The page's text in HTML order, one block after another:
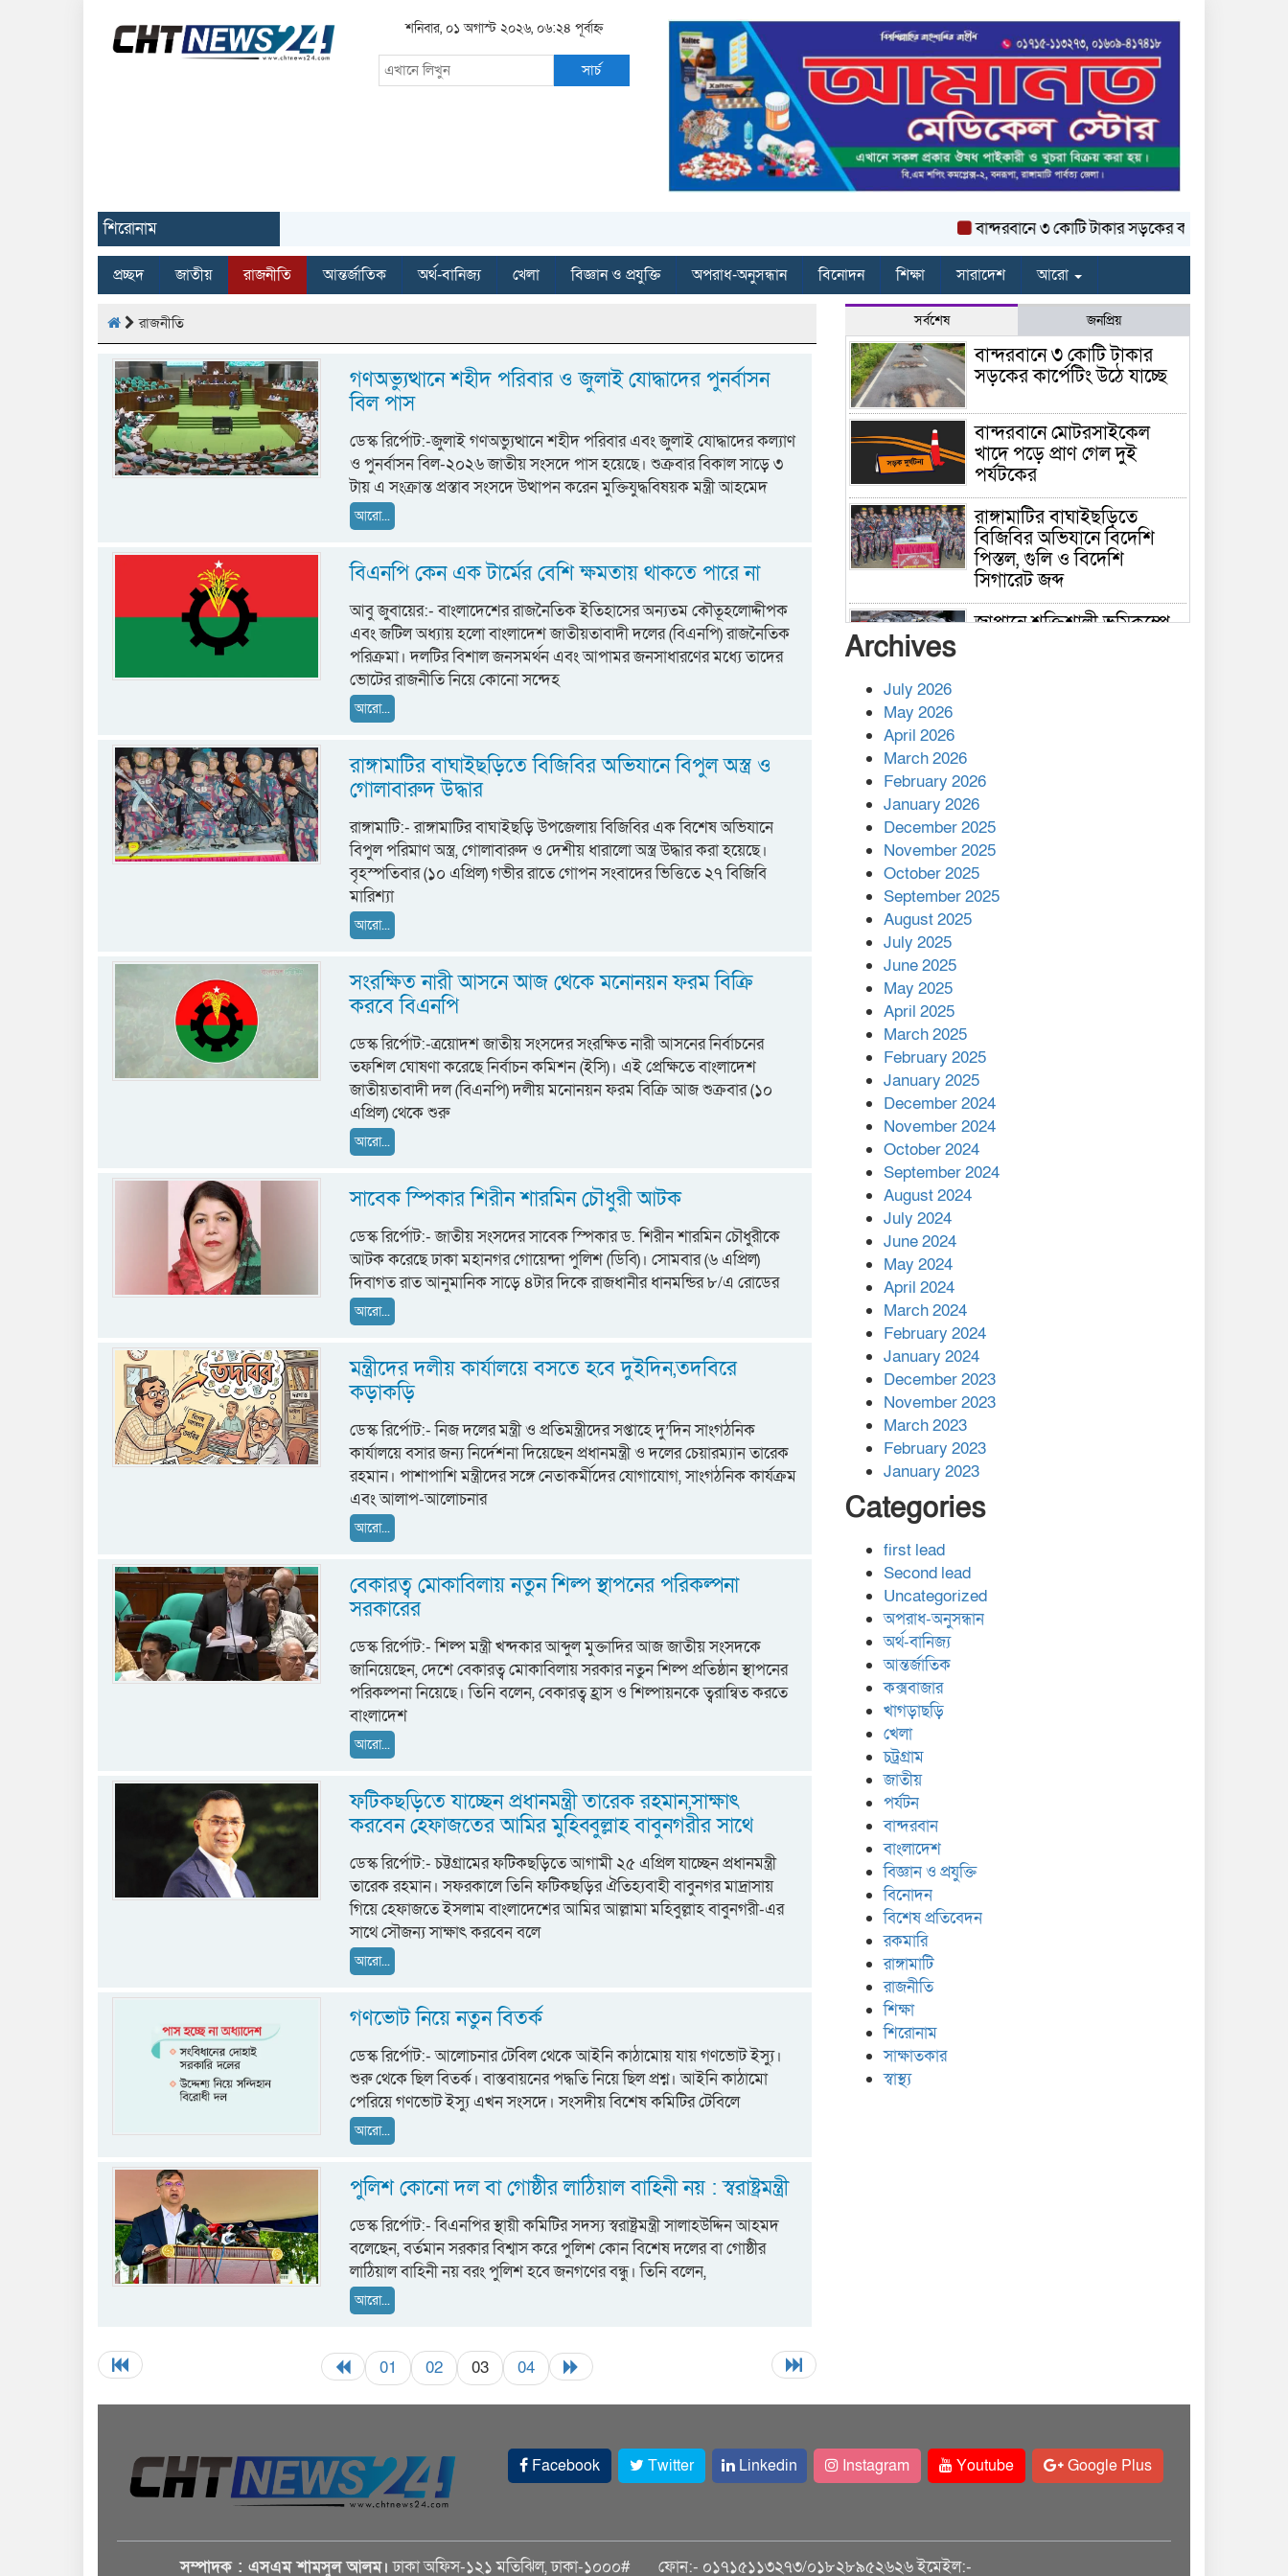
শনিবার, ০১ অগাস্ট ২০২৬, ০৬:২৪ পূর্বাহ্ন
সার্চ
শিরোনাম বান্দরবানে ৩ কোটি টাকার সড়কের কার্পেটিং উঠে যাচ্ছে
প্রচ্ছদ জাতীয় রাজনীতি আন্তর্জাতিক অর্থ-বানিজ্য খেলা বিজ্ঞান ও প্রযুক্তি অপরাধ-অনুসন্ধান বিনোদন শিক্ষা সারাদেশ আরো
রাজনীতি
গণঅভ্যুত্থানে শহীদ পরিবার ও জুলাই যোদ্ধাদের পুনর্বাসন
বিল পাস
ডেস্ক রির্পোট:-জুলাই গণঅভ্যুত্থানে শহীদ পরিবার এবং জুলাই যোদ্ধাদের কল্যাণ
ও পুনর্বাসন বিল-২০২৬ জাতীয় সংসদে পাস হয়েছে। শুক্রবার বিকাল সাড়ে ৩
টায় এ সংক্রান্ত প্রস্তাব সংসদে উত্থাপন করেন মুক্তিযুদ্ধবিষয়ক মন্ত্রী আহমেদ
আরো...
বিএনপি কেন এক টার্মের বেশি ক্ষমতায় থাকতে পারে না
আবু জুবায়ের:- বাংলাদেশের রাজনৈতিক ইতিহাসের অন্যতম কৌতূহলোদ্দীপক
এবং জটিল অধ্যায় হলো বাংলাদেশ জাতীয়তাবাদী দলের (বিএনপি) রাজনৈতিক
পরিক্রমা। দলটির বিশাল জনসমর্থন এবং আপামর জনসাধারণের মধ্যে তাদের
ভোটের রাজনীতি নিয়ে কোনো সন্দেহ
আরো...
রাঙ্গামাটির বাঘাইছড়িতে বিজিবির অভিযানে বিপুল অস্ত্র ও
গোলাবারুদ উদ্ধার
রাঙ্গামাটি:- রাঙ্গামাটির বাঘাইছড়ি উপজেলায় বিজিবির এক বিশেষ অভিযানে
বিপুল পরিমাণ অস্ত্র, গোলাবারুদ ও দেশীয় ধারালো অস্ত্র উদ্ধার করা হয়েছে।
বৃহস্পতিবার (১০ এপ্রিল) গভীর রাতে গোপন সংবাদের ভিত্তিতে ২৭ বিজিবি
মারিশ্যা
আরো...
সংরক্ষিত নারী আসনে আজ থেকে মনোনয়ন ফরম বিক্রি
করবে বিএনপি
ডেস্ক রির্পোট:-ত্রয়োদশ জাতীয় সংসদের সংরক্ষিত নারী আসনের নির্বাচনের
তফশিল ঘোষণা করেছে নির্বাচন কমিশন (ইসি)। এই প্রেক্ষিতে বাংলাদেশ
জাতীয়তাবাদী দল (বিএনপি) দলীয় মনোনয়ন ফরম বিক্রি আজ শুক্রবার (১০
এপ্রিল) থেকে শুরু
আরো...
সাবেক স্পিকার শিরীন শারমিন চৌধুরী আটক
ডেস্ক রির্পোট:- জাতীয় সংসদের সাবেক স্পিকার ড. শিরীন শারমিন চৌধুরীকে
আটক করেছে ঢাকা মহানগর গোয়েন্দা পুলিশ (ডিবি)। সোমবার (৬ এপ্রিল)
দিবাগত রাত আনুমানিক সাড়ে ৪টার দিকে রাজধানীর ধানমন্ডির ৮/এ রোডের
আরো...
মন্ত্রীদের দলীয় কার্যালয়ে বসতে হবে দুইদিন,তদবিরে
কড়াকড়ি
ডেস্ক রির্পোট:- নিজ দলের মন্ত্রী ও প্রতিমন্ত্রীদের সপ্তাহে দু’দিন সাংগঠনিক
কার্যালয়ে বসার জন্য নির্দেশনা দিয়েছেন প্রধানমন্ত্রী ও দলের চেয়ারম্যান তারেক
রহমান। পাশাপাশি মন্ত্রীদের সঙ্গে নেতাকর্মীদের যোগাযোগ, সাংগঠনিক কার্যক্রম
এবং আলাপ-আলোচনার
আরো...
বেকারত্ব মোকাবিলায় নতুন শিল্প স্থাপনের পরিকল্পনা
সরকারের
ডেস্ক রির্পোট:- শিল্প মন্ত্রী খন্দকার আব্দুল মুক্তাদির আজ জাতীয় সংসদকে
জানিয়েছেন, দেশে বেকারত্ব মোকাবিলায় সরকার নতুন শিল্প প্রতিষ্ঠান স্থাপনের
পরিকল্পনা নিয়েছে। তিনি বলেন, বেকারত্ব হ্রাস ও শিল্পায়নকে ত্বরান্বিত করতে
বাংলাদেশ
আরো...
ফটিকছড়িতে যাচ্ছেন প্রধানমন্ত্রী তারেক রহমান,সাক্ষাৎ
করবেন হেফাজতের আমির মুহিব্বুল্লাহ বাবুনগরীর সাথে
ডেস্ক রির্পোট:- চট্টগ্রামের ফটিকছড়িতে আগামী ২৫ এপ্রিল যাচ্ছেন প্রধানমন্ত্রী
তারেক রহমান। সফরকালে তিনি ফটিকছড়ির ঐতিহ্যবাহী বাবুনগর মাদ্রাসায়
গিয়ে হেফাজতে ইসলাম বাংলাদেশের আমির আল্লামা মহিবুল্লাহ বাবুনগরী-এর
সাথে সৌজন্য সাক্ষাৎ করবেন বলে
আরো...
গণভোট নিয়ে নতুন বিতর্ক
ডেস্ক রির্পোট:- আলোচনার টেবিল থেকে আইনি কাঠামোয় যায় গণভোট ইস্যু।
শুরু থেকে ছিল বিতর্ক। বাস্তবায়নের পদ্ধতি নিয়ে ছিল প্রশ্ন। আইনি কাঠামো
পেরিয়ে গণভোট ইস্যু এখন সংসদে। সংসদীয় বিশেষ কমিটির টেবিলে
আরো...
পুলিশ কোনো দল বা গোষ্ঠীর লাঠিয়াল বাহিনী নয় : স্বরাষ্ট্রমন্ত্রী
ডেস্ক রির্পোট:- বিএনপির স্থায়ী কমিটির সদস্য স্বরাষ্ট্রমন্ত্রী সালাহউদ্দিন আহমদ
বলেছেন, বর্তমান সরকার বিশ্বাস করে পুলিশ কোন বিশেষ দলের বা গোষ্ঠীর
লাঠিয়াল বাহিনী নয় বরং পুলিশ হবে জনগণের বন্ধু। তিনি বলেন,
আরো...
01 02 03 04
সর্বশেষ জনপ্রিয়
বান্দরবানে ৩ কোটি টাকার
সড়কের কার্পেটিং উঠে যাচ্ছে
বান্দরবানে মোটরসাইকেল
খাদে পড়ে প্রাণ গেল দুই
পর্যটকের
রাঙ্গামাটির বাঘাইছড়িতে
বিজিবির অভিযানে বিদেশি
পিস্তল, গুলি ও বিদেশি
সিগারেট জব্দ
জাপানে শক্তিশালী ভূমিকম্পে
কাপ্তাই প্রেস ক্লাবের সভাপতি
মাহফুজ, সম্পাদক রিপন মারমা
নির্বাচিত
মালয়েশিয়ার প্রধানমন্ত্রীকে চিঠি
দেয়ার পর ফোন তারেক
রহমানের,গ্যাস সঙ্কট
মোকাবিলায় সহায়তার আশ্বাস
এক বিলিয়ন ডলার বিনিয়োগ
হবে আনোয়ারায়
বান্দরবানে বন্যায় ক্ষতিগ্রস্তদের
মাঝে সহায়তা দিলেন সাচিং প্রু
জেরী
Archives
July 2026
May 2026
April 2026
March 2026
February 2026
January 2026
December 2025
November 2025
October 2025
September 2025
August 2025
July 2025
June 2025
May 2025
April 2025
March 2025
February 2025
January 2025
December 2024
November 2024
October 2024
September 2024
August 2024
July 2024
June 2024
May 2024
April 2024
March 2024
February 2024
January 2024
December 2023
November 2023
March 2023
February 2023
January 2023
Categories
first lead
Second lead
Uncategorized
অপরাধ-অনুসন্ধান
অর্থ-বানিজ্য
আন্তর্জাতিক
কক্সবাজার
খাগড়াছড়ি
খেলা
চট্রগ্রাম
জাতীয়
পর্যটন
বান্দরবান
বাংলাদেশ
বিজ্ঞান ও প্রযুক্তি
বিনোদন
বিশেষ প্রতিবেদন
রকমারি
রাঙ্গামাটি
রাজনীতি
শিক্ষা
শিরোনাম
সাক্ষাতকার
স্বাস্থ্য
Facebook Twitter Linkedin Instagram Youtube Google Plus
সম্পাদক : এসএম শামসুল আলম। ঢাকা অফিস-১২১ মতিঝিল, ঢাকা-১০০০# ফোন:- ০১৭১৫১১৩২৭৩/০১৮২৮৯৫২৬২৬ ইমেইল:-